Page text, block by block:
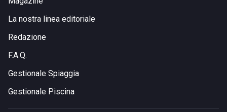
La nostra linea editoriale
Redazione
F.A.Q.
Gestionale Spiaggia
Gestionale Piscina